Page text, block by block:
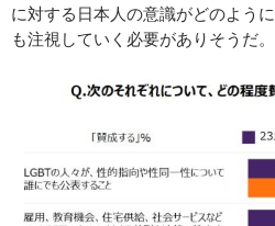
に対する日本人の意識がどのよう
も注視していく必要がありそうだ。